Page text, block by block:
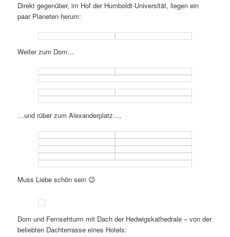
Direkt gegenüber, im Hof der Humboldt-Universität, liegen ein
paar Planeten herum:
Weiter zum Dom…
…und rüber zum Alexanderplatz….
Muss Liebe schön sein 😉
Dom und Fernsehturm mit Dach der Hedwigskathedrale – von der
beliebten Dachterrasse eines Hotels: